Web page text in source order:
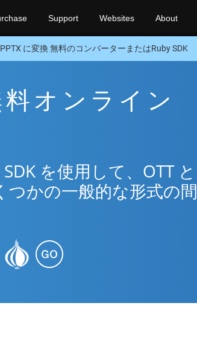
Support Websites About
に変換 無料のコンバーターまたはRuby SDK
オンライン
を使用して、OTT と
つかの一般的な形式の間